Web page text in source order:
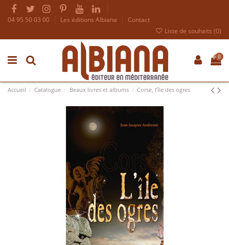
04 95 50 03 00 Les éditions Albiana
Contact
Liste de souhaits (0)
0
Accueil Catalogue Beaux livres et albums Corse, l’île des ogres